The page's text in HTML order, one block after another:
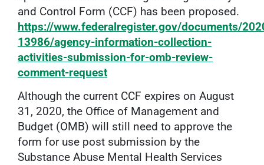
and Control Form (CCF) has been proposed.
https://www.federalregister.gov/documents/
13986/agency-information-collection-
activities-submission-for-omb-review-
comment-request
Although the current CCF expires on August
31, 2020, the Office of Management and
Budget (OMB) will still need to approve the
form for use post submission by the
Substance Abuse Mental Health Services